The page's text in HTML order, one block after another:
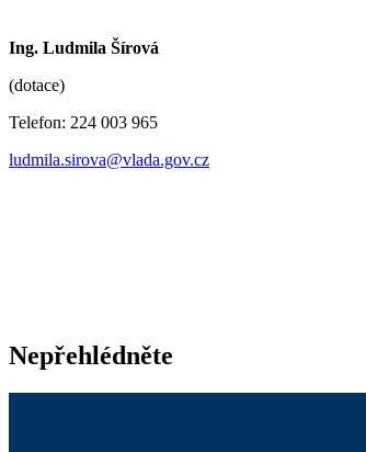
Ing. Ludmila Šírová
(dotace)
Telefon: 224 003 965
ludmila.sirova@vlada.gov.cz
Nepřehlédněte